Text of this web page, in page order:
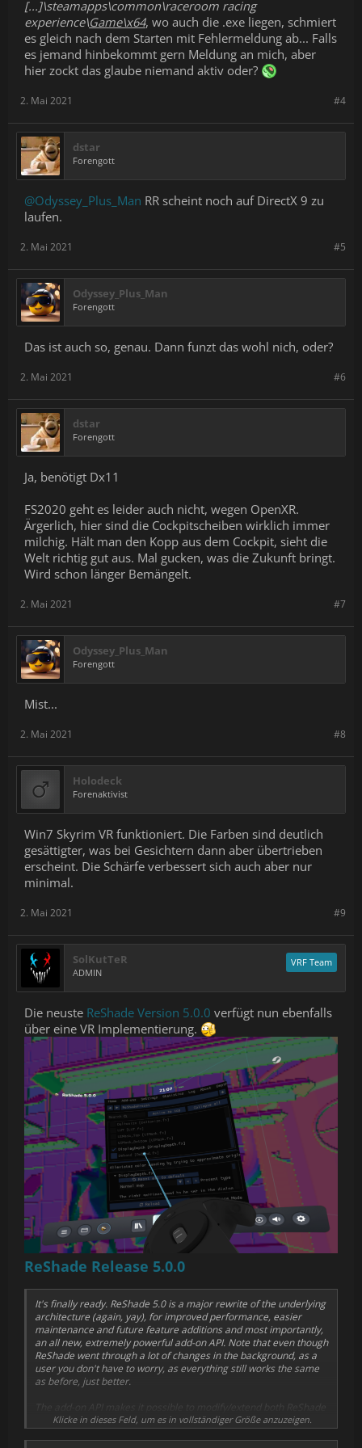
[...]\steamapps\common\raceroom racing
experience\Game\x64, wo auch die .exe liegen, schmiert
es gleich nach dem Starten mit Fehlermeldung ab... Falls
es jemand hinbekommt gern Meldung an mich, aber
hier zockt das glaube niemand aktiv oder?
#4
2. Mai 2021
dstar
Forengott
@Odyssey_Plus_Man RR scheint noch auf DirectX 9 zu
laufen.
#5
2. Mai 2021
Odyssey_Plus_Man
Forengott
Das ist auch so, genau. Dann funzt das wohl nich, oder?
#6
2. Mai 2021
dstar
Forengott
Ja, benötigt Dx11
FS2020 geht es leider auch nicht, wegen OpenXR.
Ärgerlich, hier sind die Cockpitscheiben wirklich immer
milchig. Hält man den Kopp aus dem Cockpit, sieht die
Welt richtig gut aus. Mal gucken, was die Zukunft bringt.
Wird schon länger Bemängelt.
#7
2. Mai 2021
Odyssey_Plus_Man
Forengott
Mist...
#8
2. Mai 2021
Holodeck
Forenaktivist
Win7 Skyrim VR funktioniert. Die Farben sind deutlich
gesättigter, was bei Gesichtern dann aber übertrieben
erscheint. Die Schärfe verbessert sich auch aber nur
minimal.
#9
2. Mai 2021
SolKutTeR
ADMIN
VRF Team
Die neuste ReShade Version 5.0.0 verfügt nun ebenfalls
über eine VR Implementierung.
ReShade Release 5.0.0
It's finally ready. ReShade 5.0 is a major rewrite of the underlying
architecture (again, yay), for improved performance, easier
maintenance and future feature additions and most importantly,
an all new, extremely powerful add-on API. Note that even though
ReShade went through a lot of changes in the background, as a
user you don't have to worry, as everything still works the same
as before, just better.
The add-on API makes it possible to modify/extend both ReShade
and the games it is loaded into. It abstracts away differences
between the various graphics API ReShade supports (Direct3D
Klicke in dieses Feld, um es in vollständiger Größe anzuzeigen.